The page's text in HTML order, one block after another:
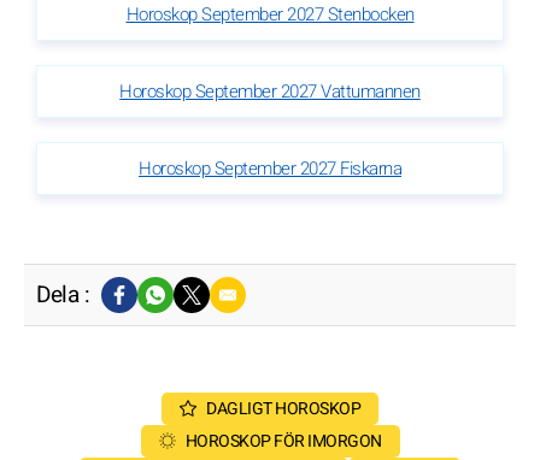
Horoskop September 2027 Stenbocken
Horoskop September 2027 Vattumannen
Horoskop September 2027 Fiskarna
Dela :
DAGLIGT HOROSKOP
HOROSKOP FÖR IMORGON